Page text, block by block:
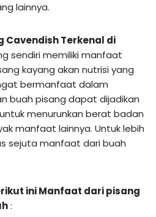
lainnya.
Cavendish Terkenal di
sendiri memiliki manfaat
kayang akan nutrisi yang
bermanfaat dalam
buah pisang dapat dijadikan
menurunkan berat badan
manfaat lainnya. Untuk lebih
sejuta manfaat dari buah
ini Manfaat dari pisang
: